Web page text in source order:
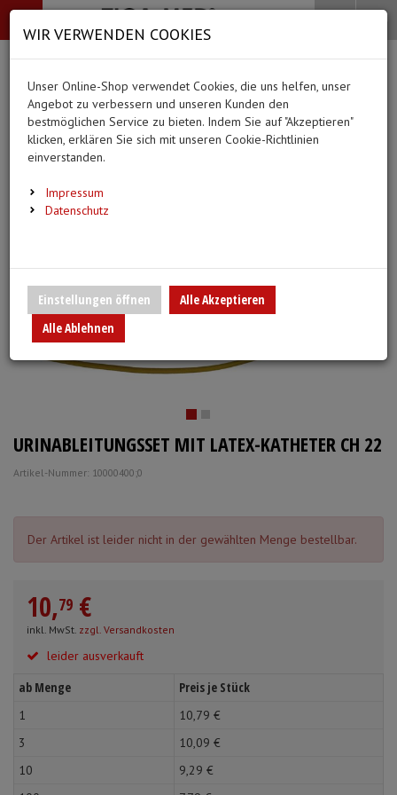
-->
Bekleidung
Alle Kategorien
BEKLEIDUNG
Überschuhe
Hauben
Ärmelschoner
Medizinische Hilfsmittel
Alle Kategorien
MEDIZINISCHE HILFSMITTEL (44
Ergebnisse)
Alle anzeigen
Infusion/Transfusion
Urinbeutel/Beinbeutel
Sauerstoffartikel
Spritzen, Kanülen & Zubehör
Pflege & Alltag
Alle Kategorien
PFLEGE & ALLTAG
Medikation
Urinflaschen &
Unterlagen und
Alle Kategorien
DIAGNOSTIK &
EKG-Elektroden &
Fieberthermometer
Merkzettel
Ihr Warenkorb ist momentan leer.
Ergebnisse () Fertig
Menü Search
URINABLEITUNGSSET MIT LATEX-KATHETER CH 22
Artikel-Nummer: 10000400;0
Der Artikel ist leider nicht in der gewählten Menge bestellbar.
10,79 €
inkl. MwSt. zzgl. Versandkosten
leider ausverkauft
ab Menge Preis je Stück
1 10,79 €
3
10,09 €
10
9,29 €
WIR VERWENDEN COOKIES
Unser Online-Shop verwendet Cookies, die uns helfen, unser
Angebot zu verbessern und unseren Kunden den
bestmöglichen Service zu bieten. Indem Sie auf "Akzeptieren"
klicken, erklären Sie sich mit unseren Cookie-Richtlinien
einverstanden.
Impressum
Datenschutz
Einstellungen öffnen
Alle Akzeptieren
Alle Ablehnen